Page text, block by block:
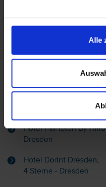
Alle
Alternative Hotels
3 Sterne - Dresden
Hotel Hampton By
Dresden
Hotel Dorint Dresden,
4 Sterne - Dresden